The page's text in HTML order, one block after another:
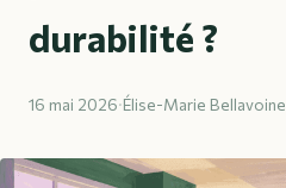
durabilité ?
16 mai 2026·Élise-Marie Bellavoine